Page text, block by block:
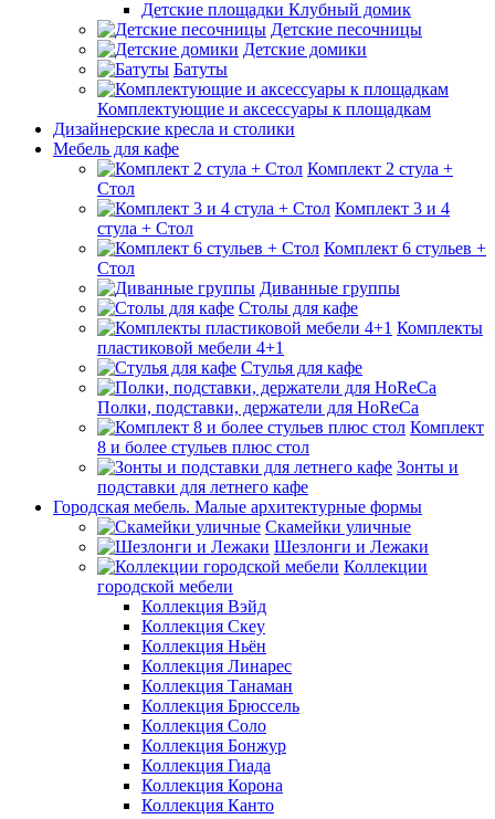
Детские площадки Клубный домик
Детские песочницы
Детские домики
Батуты
Комплектующие и аксессуары к площадкам
Дизайнерские кресла и столики
Мебель для кафе
Комплект 2 стула +
Стол
Комплект 3 и 4
стула + Стол
Комплект 6 стульев +
Стол
Диванные группы
Столы для кафе
Комплекты
пластиковой мебели 4+1
Стулья для кафе
Полки, подставки, держатели для HoReCa
Комплект
8 и более стульев плюс стол
Зонты и
подставки для летнего кафе
Городская мебель. Малые архитектурные формы
Скамейки уличные
Шезлонги и Лежаки
Коллекции
городской мебели
Коллекция Вэйд
Коллекция Скеу
Коллекция Ньён
Коллекция Линарес
Коллекция Танаман
Коллекция Брюссель
Коллекция Соло
Коллекция Бонжур
Коллекция Гиада
Коллекция Корона
Коллекция Канто